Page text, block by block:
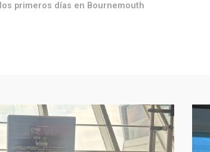
primeros días en Bournemouth